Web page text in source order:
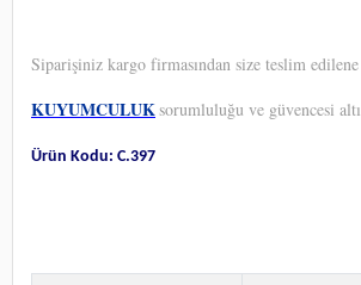
Siparişiniz kargo firmasından size teslim
KUYUMCULUKsorumluluğu ve güvencesi
Ürün Kodu: C.397